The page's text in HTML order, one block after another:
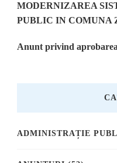
MODERNIZAREA
PUBLIC IN COMUNA
Anunt privind
ADMINISTRAȚIE